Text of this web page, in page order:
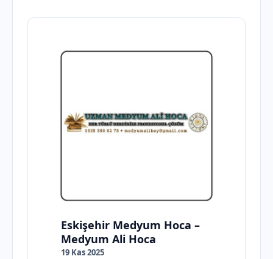
Eskişehir Medyum Hoca –
Medyum Ali Hoca
19 Kas 2025